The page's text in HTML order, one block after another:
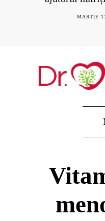
MARTIE